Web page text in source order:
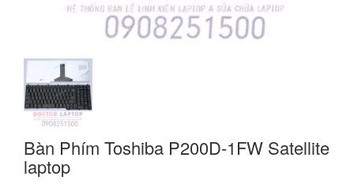
Bàn Phím Toshiba P200D-1FW Satellite
laptop